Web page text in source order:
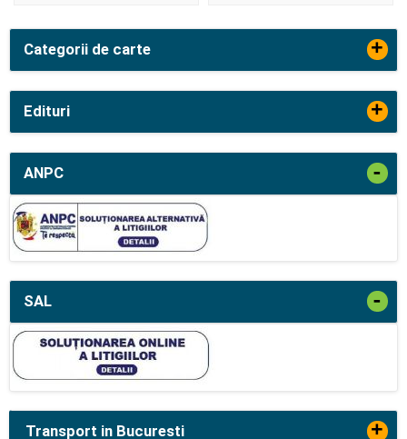
Categorii de carte +
Edituri +
ANPC -
SAL -
Transport in Bucuresti +